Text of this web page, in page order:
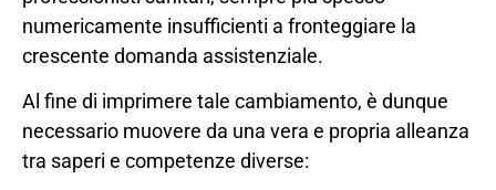
numericamente insufficienti a fronteggiare la
crescente domanda assistenziale.
Al fine di imprimere tale cambiamento, è dunque
necessario muovere da una vera e propria alleanza
tra saperi e competenze diverse: